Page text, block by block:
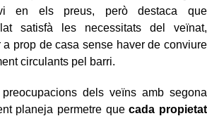
en els preus, però destaca que
satisfà les necessitats del veïnat,
a prop de casa sense haver de conviure
circulants pel barri.
dels veïns amb segona
planeja permetre quecada propietat